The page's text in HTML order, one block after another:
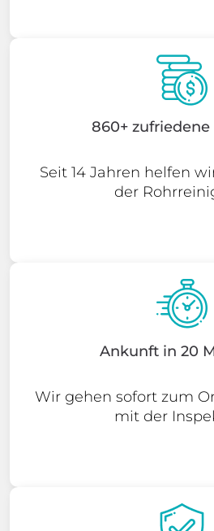
860+
Seit 14 Jahren helfen
der
Ankunft in 20
Wir gehen sofort zum
mit der